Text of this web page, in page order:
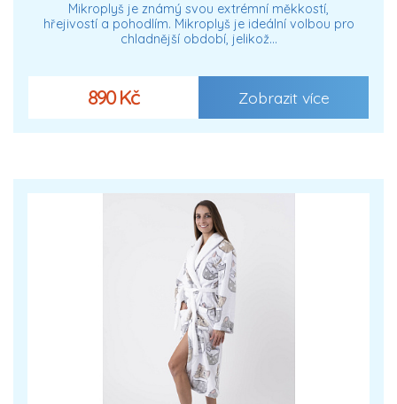
Mikroplyš je známý svou extrémní měkkostí,
hřejivostí a pohodlím. Mikroplyš je ideální volbou pro
chladnější období, jelikož…
890 Kč Zobrazit více